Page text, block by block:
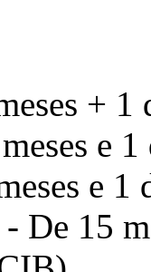
+ 1
e
e 1
- De 15